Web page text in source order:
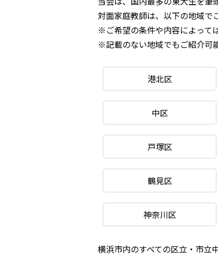
対面家庭教師は、以下の地域で
※ご希望の条件や内容によって
※記載のない地域でもご紹介可
港北区
中区
戸塚区
鶴見区
神奈川区
横浜市内のすべての区立・市立